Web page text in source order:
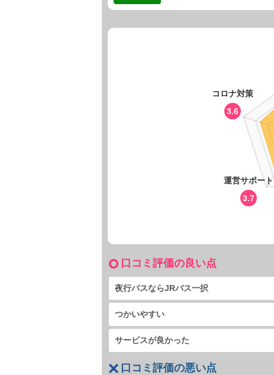
運営サポート
3.7
コロナ対策
3.6
口コミ評価の良い点
夜行バスならJRバス一択
つかいやすい
サービスが良かった
口コミ評価の悪い点